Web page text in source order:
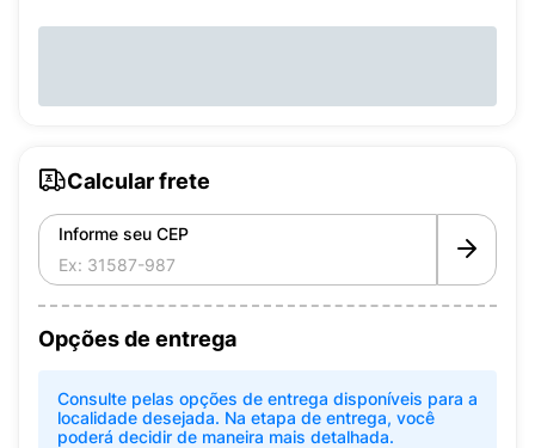
Calcular frete
Informe seu CEP
Opções de entrega
Consulte pelas opções de entrega disponíveis para a
localidade desejada. Na etapa de entrega, você
poderá decidir de maneira mais detalhada.